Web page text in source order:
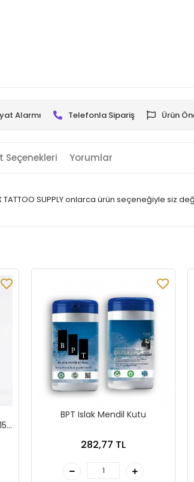
Alarmı Telefonla Sipariş Ürün
Seçenekleri Yorumlar
SUPPLY onlarca ürün seçeneğiyle siz
BPT Islak Mendil Kutu
282,77 TL